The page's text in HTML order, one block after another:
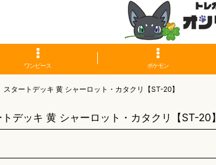
ワンピース ポケモン
スタートデッキ 黄 シャーロット・カタクリ【ST-20】
デッキ 黄 シャーロット・カタクリ【ST-20】